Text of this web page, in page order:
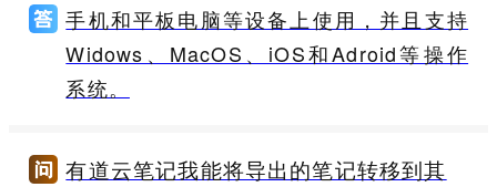
手机和平板电脑等设备上使用，并且支持
Widows、MacOS、iOS和Adroid等操作
系统。
有道云笔记我能将导出的笔记转移到其